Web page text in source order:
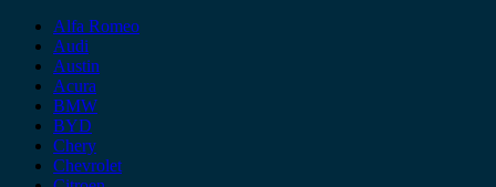
Alfa Romeo
Audi
Austin
Acura
BMW
BYD
Chery
Chevrolet